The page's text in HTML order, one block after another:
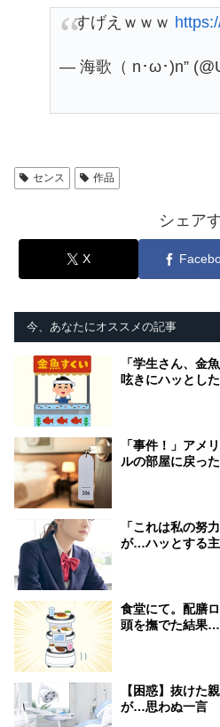
すげえｗｗｗ
— 海歌（ n･ω･)n”
センス 作品
シェア
X
今、あなたにオススメの記事
「学生さん、金
呟きにハッとした
「事件！」アメ
ルの部屋に戻っ
「これは私の努
が…ハッとする
食堂にて。配膳
頭を撫でた結果…
【困惑】抜けた
が…思わぬ一言